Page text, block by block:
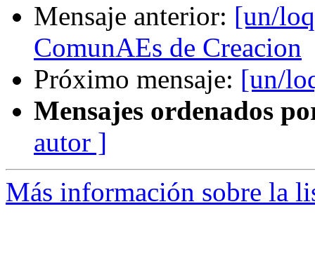
Mensaje anterior: [un/
ComunAEs de Creacion
Próximo mensaje: [un/
Mensajes ordenados
autor ]
Más información sobre la